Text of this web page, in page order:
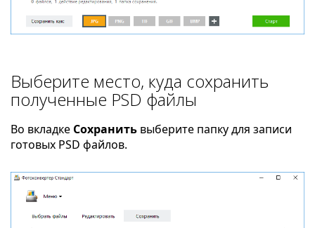
Выберите место, куда сохранить
полученные PSD файлы
Во вкладке Сохранить выберите папку для записи
готовых PSD файлов.